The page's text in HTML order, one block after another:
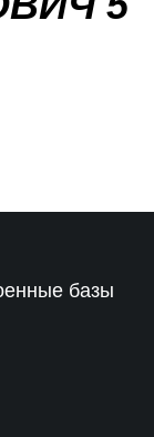
базы